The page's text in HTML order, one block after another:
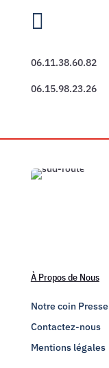

06.11.38.60.82
06.15.98.23.26
À Propos de Nous
Notre coin Presse
Contactez-nous
Mentions légales